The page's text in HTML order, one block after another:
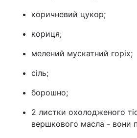
Контакти
Послуги
коричневий цукор;
кориця;
мелений мускатний горіх;
сіль;
борошно;
2 листки охолодженого
вершкового масла - вони